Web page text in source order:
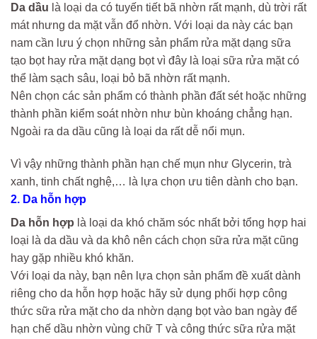
Da dầu là loại da có tuyến tiết bã nhờn rất mạnh, dù trời rất
mát nhưng da mặt vẫn đổ nhờn. Với loại da này các bạn
nam cần lưu ý chọn những sản phẩm rửa mặt dạng sữa
tạo bọt hay rửa mặt dạng bọt vì đây là loại sữa rửa mặt có
thể làm sạch sâu, loại bỏ bã nhờn rất mạnh.
Nên chọn các sản phẩm có thành phần đất sét hoặc những
thành phần kiểm soát nhờn như bùn khoáng chẳng hạn.
Ngoài ra da dầu cũng là loại da rất dễ nổi mụn.
Vì vậy những thành phần hạn chế mụn như Glycerin, trà
xanh, tinh chất nghệ,… là lựa chọn ưu tiên dành cho bạn.
2. Da hỗn hợp
Da hỗn hợp là loại da khó chăm sóc nhất bởi tổng hợp hai
loại là da dầu và da khô nên cách chọn sữa rửa mặt cũng
hay gặp nhiều khó khăn.
Với loại da này, bạn nên lựa chọn sản phẩm đề xuất dành
riêng cho da hỗn hợp hoặc hãy sử dụng phối hợp công
thức sữa rửa mặt cho da nhờn dạng bọt vào ban ngày để
hạn chế dầu nhờn vùng chữ T và công thức sữa rửa mặt